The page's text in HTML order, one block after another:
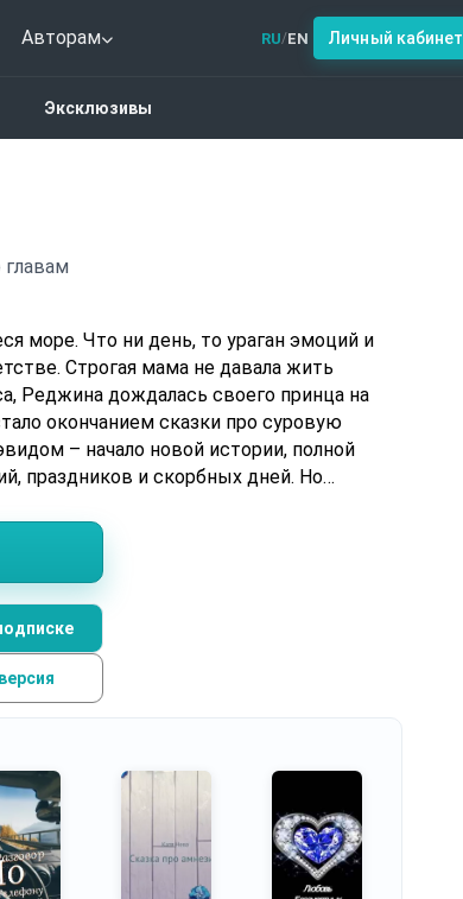
Авторам RU/EN Личный кабинет
Эксклюзивы
главам
море. Что ни день, то ураган эмоций и
Строгая мама не давала жить
Реджина дождалась своего принца на
окончанием сказки про суровую
– начало новой истории, полной
праздников и скорбных дней. Но
жизнь, со свойственной ей
Да! А куда без матов, когда